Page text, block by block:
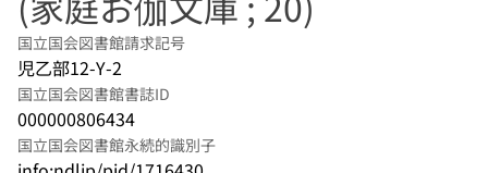
国立国会図書館請求記号
児乙部12-Y-2
国立国会図書館書誌ID
000000806434
国立国会図書館永続的識別子